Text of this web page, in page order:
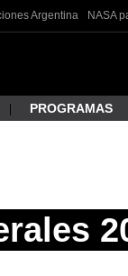
Argentina NASA
PROGRAMAS